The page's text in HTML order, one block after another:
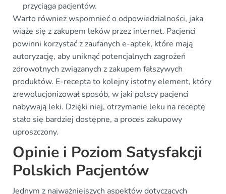
przyciąga pacjentów.
Warto również wspomnieć o odpowiedzialności, jaka
wiąże się z zakupem leków przez internet. Pacjenci
powinni korzystać z zaufanych e-aptek, które mają
autoryzację, aby uniknąć potencjalnych zagrożeń
zdrowotnych związanych z zakupem fałszywych
produktów. E-recepta to kolejny istotny element, który
zrewolucjonizował sposób, w jaki polscy pacjenci
nabywają leki. Dzięki niej, otrzymanie leku na receptę
stało się bardziej dostępne, a proces zakupowy
uproszczony.
Opinie i Poziom Satysfakcji
Polskich Pacjentów
Jednym z najważniejszych aspektów dotyczących